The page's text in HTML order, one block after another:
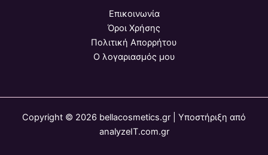
Επικοινωνία
Όροι Χρήσης
Πολιτική Απορρήτου
Ο λογαριασμός μου
Copyright © 2026 bellacosmetics.gr | Υποστήριξη από
analyzeIT.com.gr